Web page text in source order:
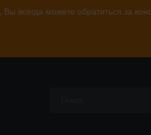
всегда можете обратиться за